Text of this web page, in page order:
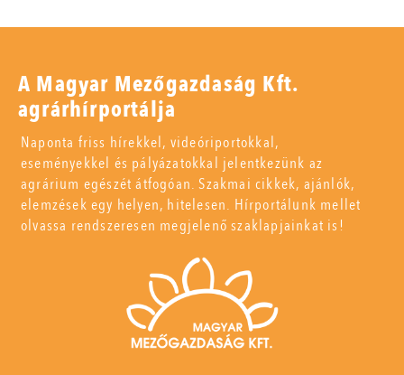
A Magyar Mezőgazdaság Kft.
agrárhírportálja
Naponta friss hírekkel, videóriportokkal,
eseményekkel és pályázatokkal jelentkezünk az
agrárium egészét átfogóan. Szakmai cikkek, ajánlók,
elemzések egy helyen, hitelesen. Hírportálunk mellet
olvassa rendszeresen megjelenő szaklapjainkat is!